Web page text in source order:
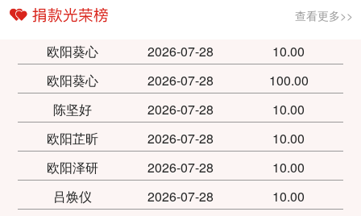
查看更多>>
欧阳葵心 2026-07-28
10.00
欧阳葵心
2026-07-28
100.00
陈坚好
2026-07-28
10.00
欧阳芷昕
2026-07-28
10.00
欧阳泽研
2026-07-28
10.00
吕焕仪
2026-07-28 10.00